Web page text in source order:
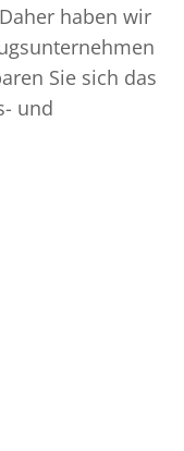
haben wir
Sie sich das
und